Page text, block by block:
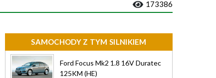
173386
SAMOCHODY Z TYM SILNIKIEM
Ford Focus Mk2 1.8 16V Duratec
125KM (HE)